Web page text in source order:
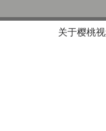
关于樱桃